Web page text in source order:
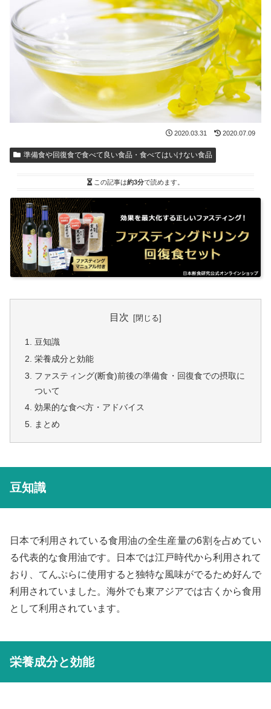
2020.03.31 2020.07.09
準備食や回復食で食べて良い食品・食べてはいけない食品
この記事は約3分で読めます。
目次
豆知識
栄養成分と効能
ファスティング(断食)前後の準備食・回復食での摂取に
ついて
効果的な食べ方・アドバイス
まとめ
豆知識
日本で利用されている食用油の全生産量の6割を占めてい
る代表的な食用油です。日本では江戸時代から利用されて
おり、てんぷらに使用すると独特な風味がでるため好んで
利用されていました。海外でも東アジアでは古くから食用
として利用されています。
栄養成分と効能